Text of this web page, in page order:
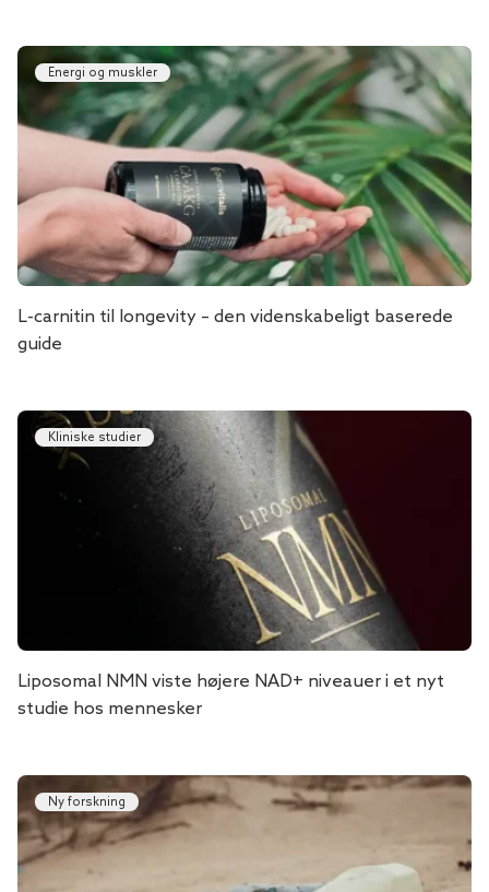
Energi og muskler
L-carnitin til longevity – den videnskabeligt baserede
guide
Kliniske studier
Liposomal NMN viste højere NAD+ niveauer i et nyt
studie hos mennesker
Ny forskning